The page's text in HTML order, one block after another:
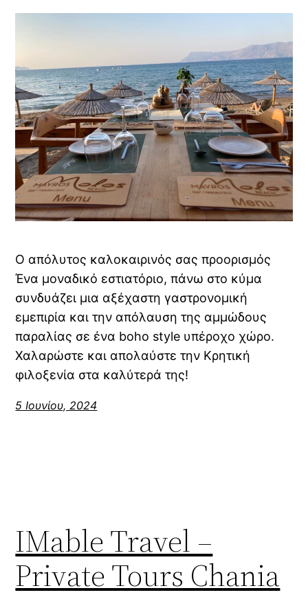
Ο απόλυτος καλοκαιρινός σας προορισμός
Ένα μοναδικό εστιατόριο, πάνω στο κύμα
συνδυάζει μια αξέχαστη γαστρονομική
εμεπιρία και την απόλαυση της αμμώδους
παραλίας σε ένα boho style υπέροχο χώρο.
Χαλαρώστε και απολαύστε την Κρητική
φιλοξενία στα καλύτερά της!
5 Ιουνίου, 2024
IMable Travel –
Private Tours Chania